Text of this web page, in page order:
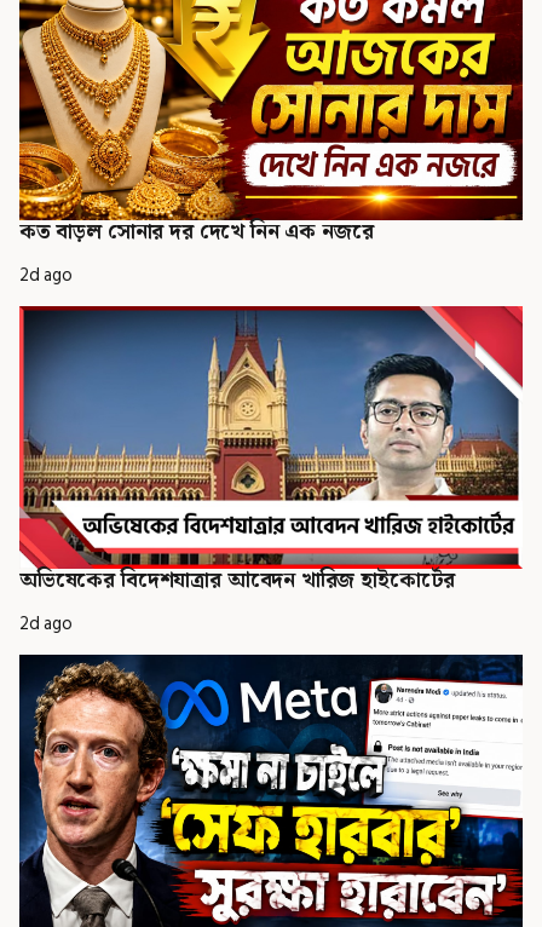
কত বাড়ল সোনার দর দেখে নিন এক নজরে
2d ago
অভিষেকের বিদেশযাত্রার আবেদন খারিজ হাইকোর্টের
2d ago